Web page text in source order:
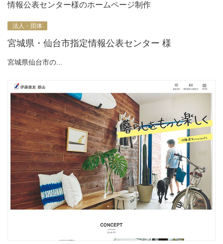
情報公表センター様のホームページ制作
法人・団体
宮城県・仙台市指定情報公表センター 様
宮城県仙台市の...